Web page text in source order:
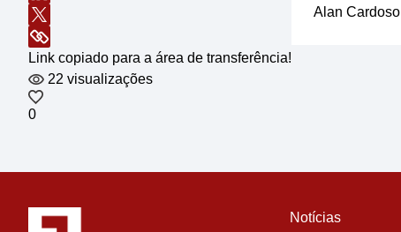
Link copiado para a área de transferência!
22 visualizações
0
Alan Cardoso
Notícias